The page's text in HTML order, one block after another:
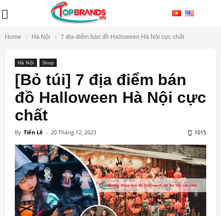
Home Hà Nội 7 địa điểm bán đồ Halloween Hà Nội cực chất
Hà Nội Shop
[Bỏ túi] 7 địa điểm bán
đồ Halloween Hà Nội cực
chất
By Tiến Lê - 20 Tháng 12, 2023 1015